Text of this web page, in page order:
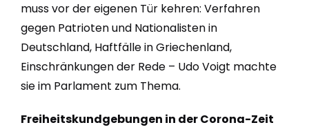
muss vor der eigenen Tür kehren: Verfahren
gegen Patrioten und Nationalisten in
Deutschland, Haftfälle in Griechenland,
Einschränkungen der Rede – Udo Voigt machte
sie im Parlament zum Thema.
Freiheitskundgebungen in der Corona-Zeit